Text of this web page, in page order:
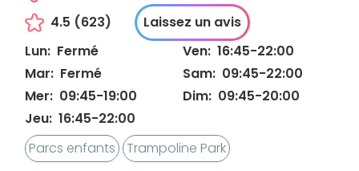
4.5 (623)
Laissez un avis
Lun: Fermé
Mar: Fermé
Mer: 09:45-19:00
Jeu: 16:45-22:00
Ven: 16:45-22:00
Sam: 09:45-22:00
Dim: 09:45-20:00
Parcs enfants
Trampoline Park